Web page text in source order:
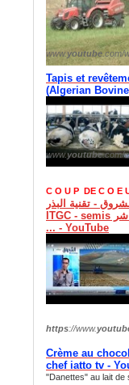
www.youtube .com/
Tapis et
(Algerian
www.youtube.com/
C O U P DE C O E
- تقنية البذر
المباشر ITGC - semis
... - YouTube
https://www.
Crème au
chef iatto tv -
"Danettes" au lait de